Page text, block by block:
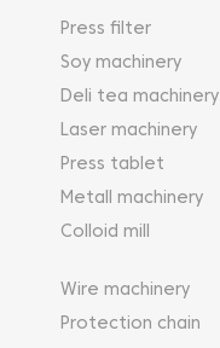
Press filter
Soy machinery
Deli tea machinery
Laser machinery
Press tablet
Metall machinery
Colloid mill
Wire machinery
Protection chain